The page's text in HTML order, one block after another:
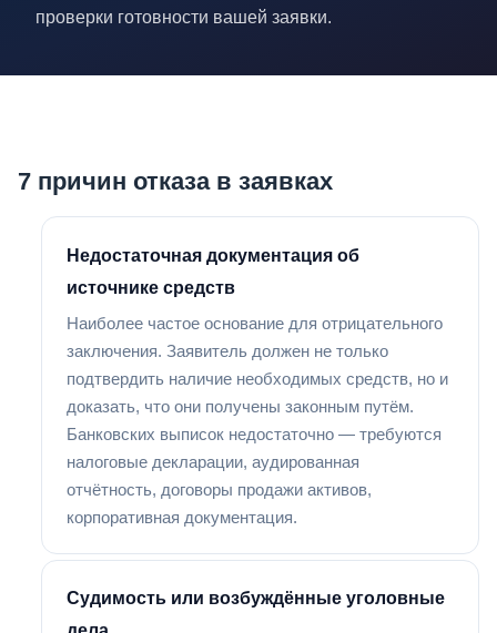
проверки готовности вашей заявки.
7 причин отказа в заявках
Недостаточная документация об
источнике средств
Наиболее частое основание для отрицательного
заключения. Заявитель должен не только
подтвердить наличие необходимых средств, но и
доказать, что они получены законным путём.
Банковских выписок недостаточно — требуются
налоговые декларации, аудированная
отчётность, договоры продажи активов,
корпоративная документация.
Судимость или возбуждённые уголовные